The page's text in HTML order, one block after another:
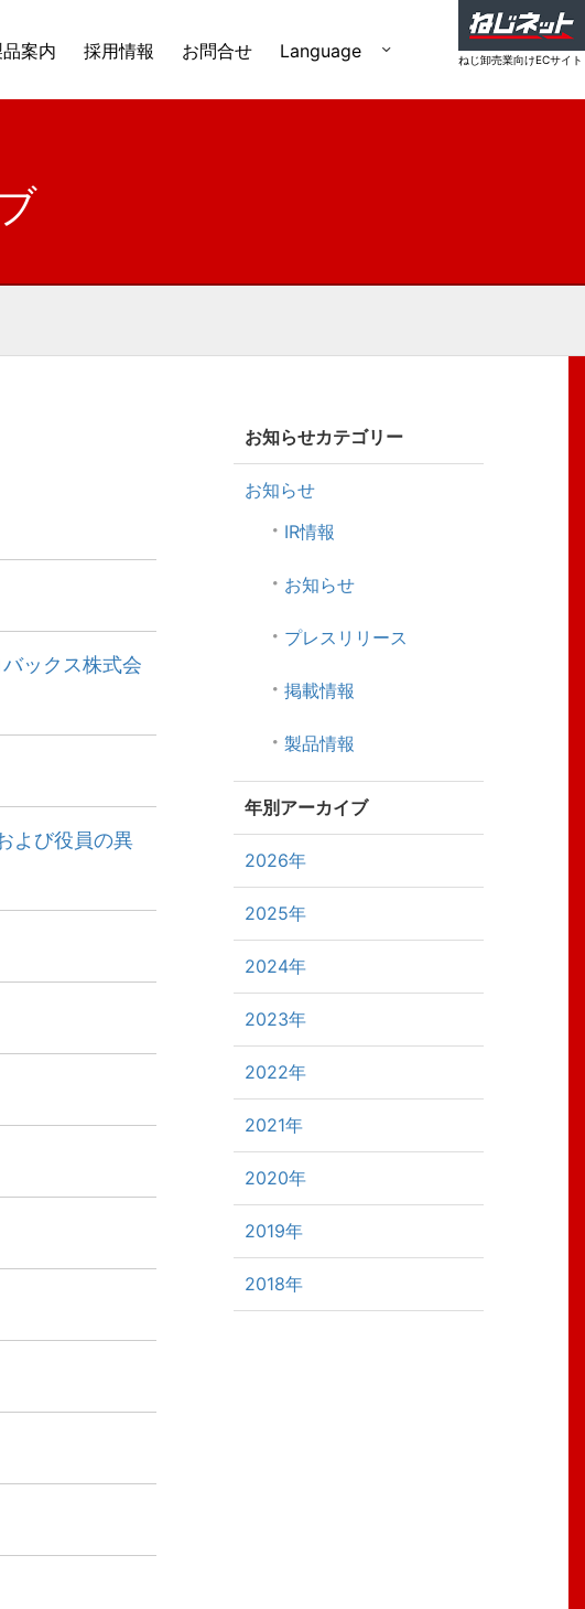
ねじ卸売業向けECサイト
案内 採用情報 お問合せ Language
ックス株式会
よび役員の異
お知らせカテゴリー
お知らせ
IR情報
お知らせ
プレスリリース
掲載情報
製品情報
年別アーカイブ
2026年
2025年
2024年
2023年
2022年
2021年
2020年
2019年
2018年